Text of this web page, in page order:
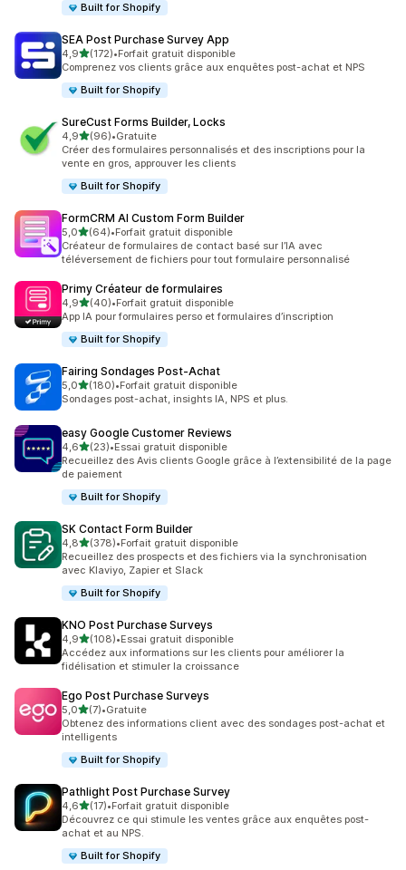
Built for Shopify
SEA Post Purchase Survey App
4,9étoile(s) sur 5
(172)
172 avis au total
•Forfait gratuit disponible
Comprenez vos clients grâce aux enquêtes post-achat et NPS
Built for Shopify
SureCust Forms Builder, Locks
4,9étoile(s) sur 5
(96)
96 avis au total
•Gratuite
Créer des formulaires personnalisés et des inscriptions pour la
vente en gros, approuver les clients
Built for Shopify
FormCRM AI Custom Form Builder
5,0étoile(s) sur 5
(64)
64 avis au total
•Forfait gratuit disponible
Créateur de formulaires de contact basé sur l’IA avec
téléversement de fichiers pour tout formulaire personnalisé
Primy Créateur de formulaires
4,9étoile(s) sur 5
(40)
40 avis au total
•Forfait gratuit disponible
App IA pour formulaires perso et formulaires d’inscription
Built for Shopify
Fairing Sondages Post‑Achat
5,0étoile(s) sur 5
(180)
180 avis au total
•Forfait gratuit disponible
Sondages post-achat, insights IA, NPS et plus.
easy Google Customer Reviews
4,6étoile(s) sur 5
(23)
23 avis au total
•Essai gratuit disponible
Recueillez des Avis clients Google grâce à l’extensibilité de la page
de paiement
Built for Shopify
SK Contact Form Builder
4,8étoile(s) sur 5
(378)
378 avis au total
•Forfait gratuit disponible
Recueillez des prospects et des fichiers via la synchronisation
avec Klaviyo, Zapier et Slack
Built for Shopify
KNO Post Purchase Surveys
4,9étoile(s) sur 5
(108)
108 avis au total
•Essai gratuit disponible
Accédez aux informations sur les clients pour améliorer la
fidélisation et stimuler la croissance
Ego Post Purchase Surveys
5,0étoile(s) sur 5
(7)
7 avis au total
•Gratuite
Obtenez des informations client avec des sondages post-achat et
intelligents
Built for Shopify
Pathlight Post Purchase Survey
4,6étoile(s) sur 5
(17)
17 avis au total
•Forfait gratuit disponible
Découvrez ce qui stimule les ventes grâce aux enquêtes post-
achat et au NPS.
Built for Shopify